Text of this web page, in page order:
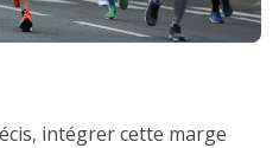
intégrer cette marge